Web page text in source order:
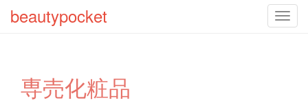
T
beautypocket
専売化粧品